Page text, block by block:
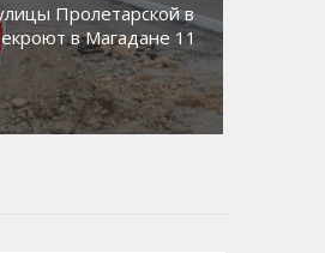
Пролетарской в
в Магадане 11